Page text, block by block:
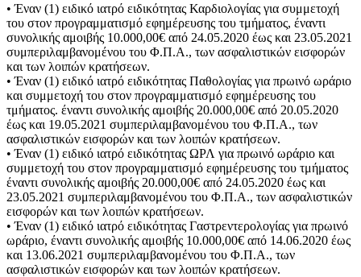
• Έναν (1) ειδικό ιατρό ειδικότητας Καρδιολογίας για συμμετοχή
του στον προγραμματισμό εφημέρευσης του τμήματος, έναντι
συνολικής αμοιβής 10.000,00€ από 24.05.2020 έως και 23.05.2021
συμπεριλαμβανομένου του Φ.Π.Α., των ασφαλιστικών εισφορών
και των λοιπών κρατήσεων.
• Έναν (1) ειδικό ιατρό ειδικότητας Παθολογίας για πρωινό ωράριο
και συμμετοχή του στον προγραμματισμό εφημέρευσης του
τμήματος. έναντι συνολικής αμοιβής 20.000,00€ από 20.05.2020
έως και 19.05.2021 συμπεριλαμβανομένου του Φ.Π.Α., των
ασφαλιστικών εισφορών και των λοιπών κρατήσεων.
• Έναν (1) ειδικό ιατρό ειδικότητας ΩΡΛ για πρωινό ωράριο και
συμμετοχή του στον προγραμματισμό εφημέρευσης του τμήματος
έναντι συνολικής αμοιβής 20.000,00€ από 24.05.2020 έως και
23.05.2021 συμπεριλαμβανομένου του Φ.Π.Α., των ασφαλιστικών
εισφορών και των λοιπών κρατήσεων.
• Έναν (1) ειδικό ιατρό ειδικότητας Γαστρεντερολογίας για πρωινό
ωράριο, έναντι συνολικής αμοιβής 10.000,00€ από 14.06.2020 έως
και 13.06.2021 συμπεριλαμβανομένου του Φ.Π.Α., των
ασφαλιστικών εισφορών και των λοιπών κρατήσεων.